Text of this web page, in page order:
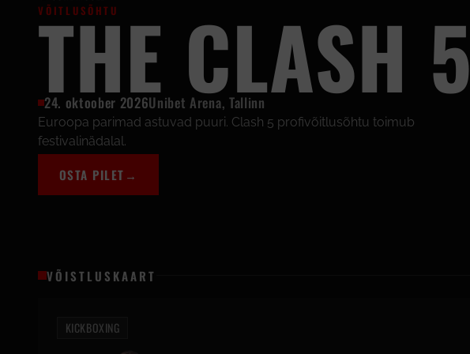
VÕITLUSÕHTU
THE CLASH 5
24. oktoober 2026Unibet Arena, Tallinn
Euroopa parimad astuvad puuri. Clash 5 profivõitlusõhtu toimub
festivalinädalal.
OSTA PILET →
VÕISTLUSKAART
KICKBOXING